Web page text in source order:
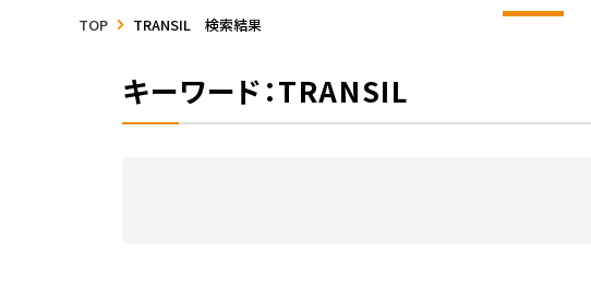
TOP TRANSIL 検索結果
キーワード：TRANSIL